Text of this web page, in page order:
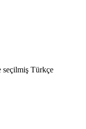
seçilmiş Türkçe